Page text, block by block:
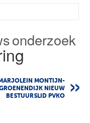
onderzoek
MONTIJN-
NIEUW
BESTUURSLID PVKO